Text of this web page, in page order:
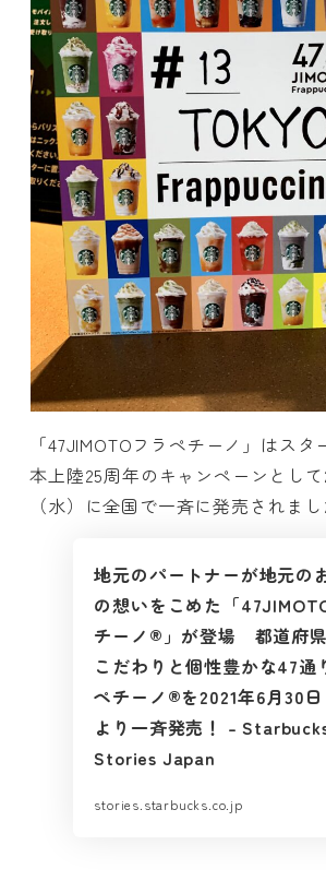
「47JIMOTOフラペチーノ」はスタ
本上陸25周年のキャンペーンとして
（水）に全国で一斉に発売されまし
地元のパートナーが地元の
の想いをこめた「
チーノ®」が登場 都道府
こだわりと個性豊かな47通
ペチーノ®を2021年6月30日
より一斉発売！ –
Stories Japan
stories.starbucks.co.jp